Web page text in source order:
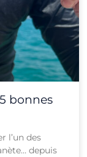
bonnes
l’un des
depuis